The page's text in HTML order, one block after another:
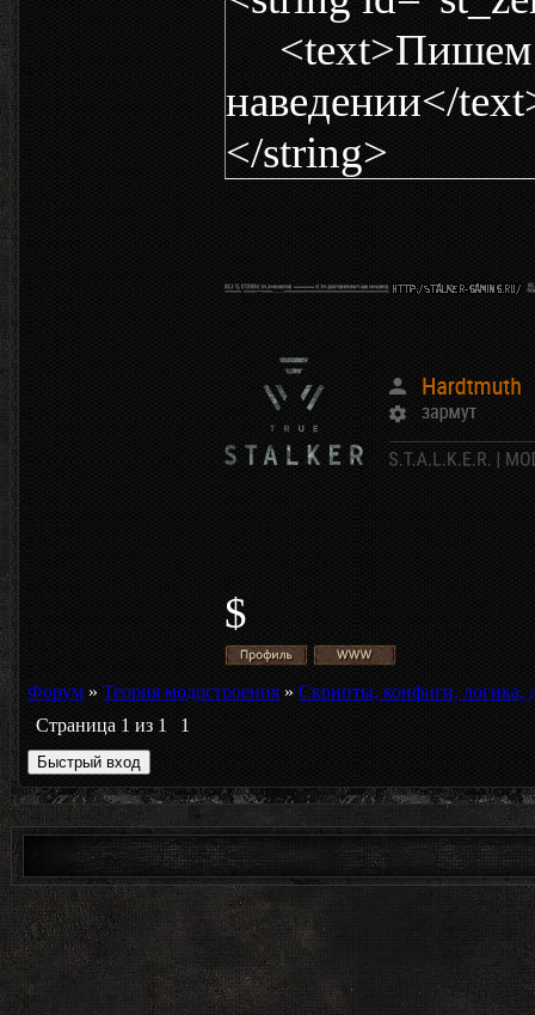
<text>Пишем
наведении</
</string>
$
Форум » Теория модостроения » Скрипты, конфиги, логика,
Страница 1 из 1 1